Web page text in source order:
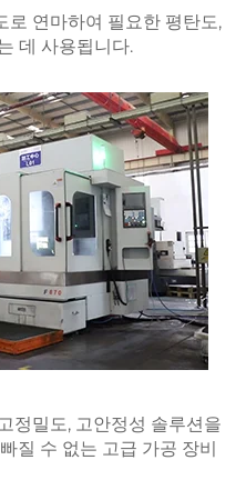
로 연마하여 필요한 평탄도,
데 사용됩니다.
정밀도, 고안정성 솔루션을
질 수 없는 고급 가공 장비